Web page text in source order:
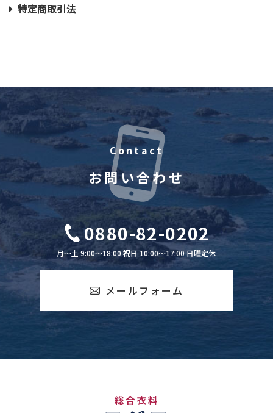
特定商取引法
Contact
お問い合わせ
0880-82-0202
月～土 9:00～18:00 祝日 10:00～17:00 日曜定休
メールフォーム